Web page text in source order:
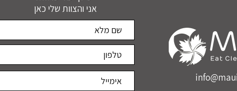
אני והצוות שלי כאן